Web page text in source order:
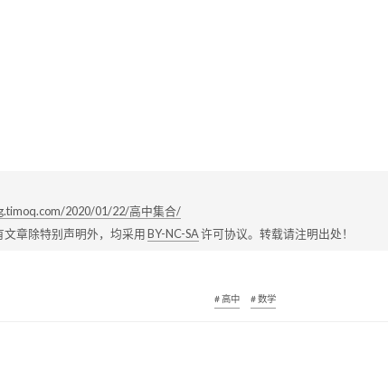
2020/01/22/高中集合/
文章除特别声明外，均采用BY-NC-SA许可协议。转载请注明出处！
# 高中 # 数学